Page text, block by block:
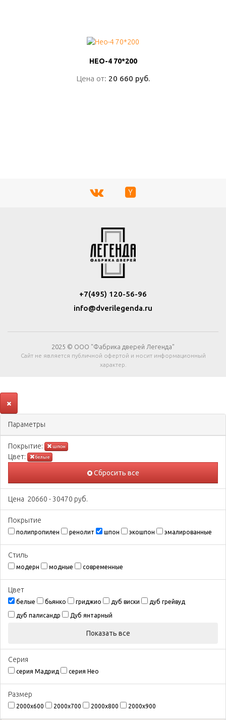
НЕО-4 70*200
Цена от: 20 660 руб.
НЕО-4 70*200
Цена от: 20 660 руб.
+7(495) 120-56-96
info@dverilegenda.ru
2025 © ООО "Фабрика дверей Легенда"
Сайт не является публичной офертой и носит информационный
характер.
Параметры
Покрытиe: шпон
Цвeт: белые
Сбросить все
Цена 20660 - 30470 руб.
Покрытиe
полипропилен ренолит шпон экошпон эмалированные
Стиль
модерн модные современные
Цвeт
белые бьянко гриджио дуб виски дуб грейвуд
дуб палисандр Дуб янтарный
Показать все
Серия
серия Мадрид серия Нео
Размeр
2000х600 2000х700 2000х800 2000х900